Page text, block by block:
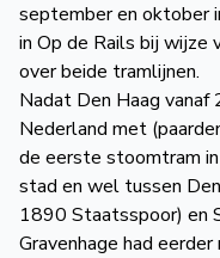
september en oktober
in Op de Rails bij wijze
over beide tramlijnen.
Nadat Den Haag
Nederland met
de eerste stoomtram
stad en wel tussen
1890 Staatsspoor) en
Gravenhage had